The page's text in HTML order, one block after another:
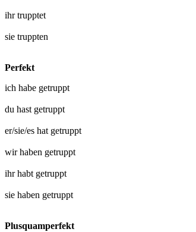
ihrtrupptet
sie truppten
Perfekt
ich habe getruppt
du hast getruppt
er/sie/es hat getruppt
wir haben getruppt
ihr habt getruppt
sie haben getruppt
Plusquamperfekt